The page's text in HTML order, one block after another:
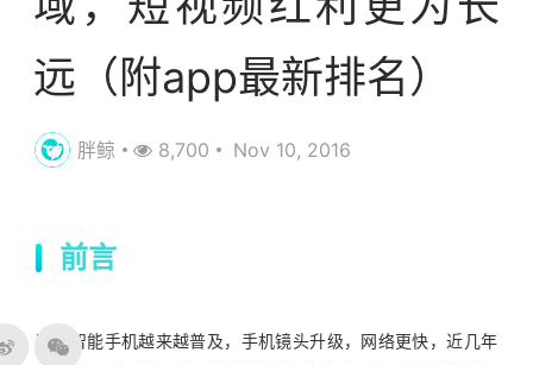
远（附app最新排名）
胖鲸 8,700 Nov 10, 2016
前言
随着智能手机越来越普及，手机镜头升级，网络更快，近几年